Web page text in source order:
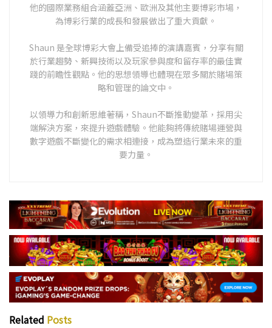
他的國際業務組合涵蓋亞洲、歐洲及其他主要博彩市場，
為博彩行業的成長和發展做出了重大貢獻。
Shaun 是全球博彩大會上備受追捧的演講嘉賓，分享有關
於行業趨勢、新興技術以及玩家參與度和留存率的最佳實
踐的前瞻性觀點。他的思想領導也體現在眾多關於賭場策
略和管理的論文中。
以領導力和創新思維著稱，Shaun不斷推動變革，採用尖
端解決方案，來提升遊戲體驗。他能夠將傳統賭場運營與
數字遊戲不斷變化的需求相連接，成為塑造行業未來的重
要力量。
Related Posts